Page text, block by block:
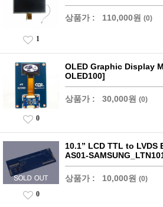
상품가 : 110,000원 (0)
1
OLED Graphic Display
OLED100]
상품가 : 30,000원 (0)
0
10.1” LCD TTL to
AS01-
상품가 : 10,000원 (0)
0